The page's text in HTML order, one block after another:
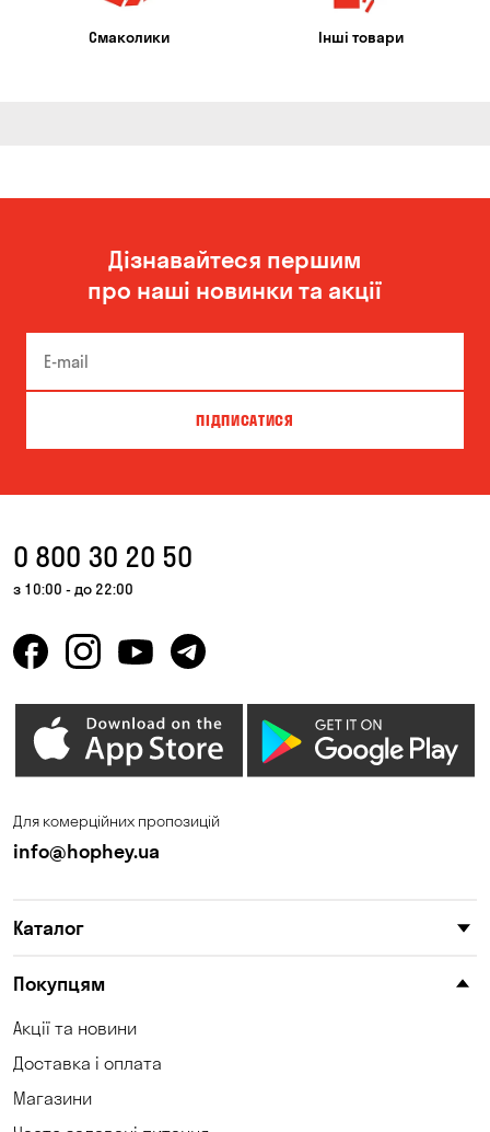
Смаколики Інші товари
Дізнавайтеся першим
про наші новинки та акції
ПІДПИСАТИСЯ
0 800 30 20 50
з 10:00 - до 22:00
Для комерційних пропозицій
info@hophey.ua
Каталог
Покупцям
Акції та новини
Доставка і оплата
Магазини